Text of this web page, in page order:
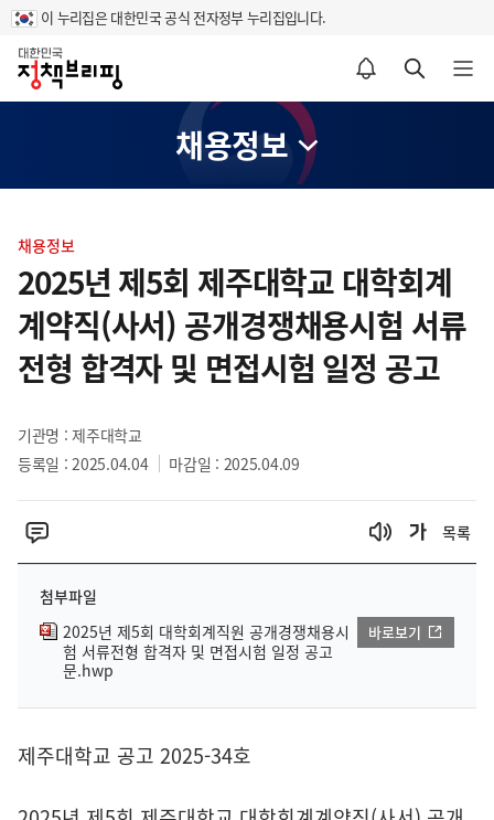
이 누리집은 대한민국 공식 전자정부 누리집입니다.
홈
알림설정 바로가기 검색 바로가기 메뉴 열기
채용정보
텐
츠
영
역
채용정보
2025년 제5회 제주대학교 대학회계
계약직(사서) 공개경쟁채용시험 서류
전형 합격자 및 면접시험 일정 공고
기관명 : 제주대학교
등록일 : 2025.04.04
마감일 : 2025.04.09
목록
첨부파일
2025년 제5회 대학회계직원 공개경쟁채용시
험 서류전형 합격자 및 면접시험 일정 공고
문.hwp
바로보기
제주대학교 공고 2025-34호